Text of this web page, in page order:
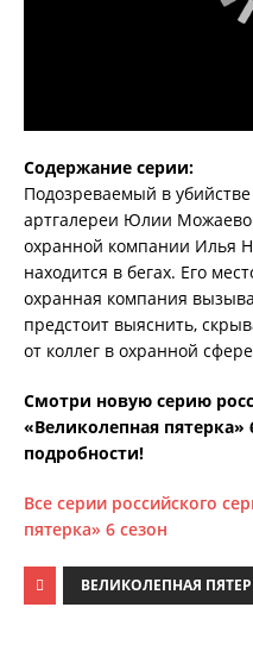
Содержание серии:
Подозреваемый в
артгалереи Юлии
охранной компании Илья
находится в бегах. Его
охранная компания
предстоит выяснить,
от коллег в охранной
Смотри новую серию
«Великолепная пятерка»
подробности!
Все серии российского
пятерка» 6 сезон
ВЕЛИКОЛЕПНАЯ